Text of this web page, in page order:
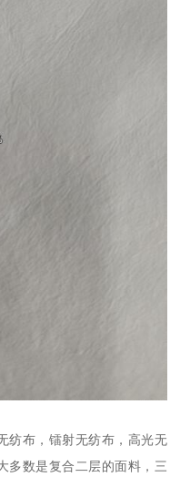
纺布，镭射无纺布，高光无
多数是复合二层的面料，三